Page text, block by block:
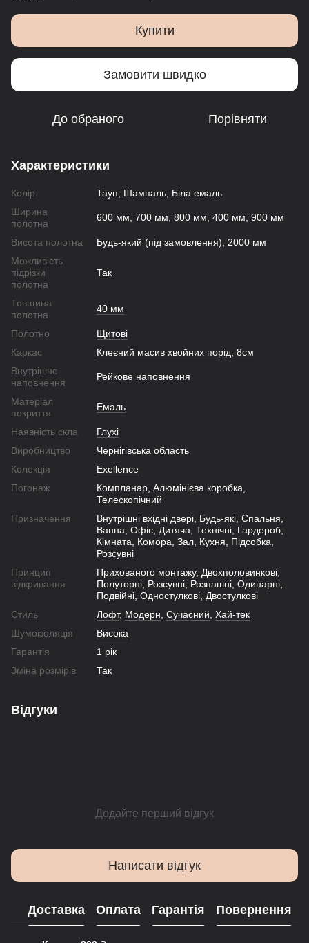
Купити
Замовити швидко
До обраного Порівняти
Характеристики
Колір
Тауп, Шампаль, Біла емаль
Ширина
полотна
600 мм, 700 мм, 800 мм, 400 мм, 900 мм
Висота полотна
Будь-який (під замовлення), 2000 мм
Можливість
підрізки
полотна
Так
Товщина
полотна
40 мм
Полотно
Щитові
Каркас
Клеєний масив хвойних порід, 8см
Внутрішнє
наповнення
Рейкове наповнення
Матеріал
покриття
Емаль
Наявність скла
Глухі
Виробництво
Чернігівська область
Колекція
Exellence
Погонаж
Компланар, Алюмінієва коробка,
Телескопічний
Призначення
Внутрішні вхідні двері, Будь-які, Спальня,
Ванна, Офіс, Дитяча, Технічні, Гардероб,
Кімната, Комора, Зал, Кухня, Підсобка,
Розсувні
Принцип
відкривання
Прихованого монтажу, Двохполовинкові,
Полуторні, Розсувні, Розпашні, Одинарні,
Подвійні, Одностулкові, Двостулкові
Стиль
Лофт, Модерн Сучасний Хай-тек
Шумоізоляція
Висока
Гарантія
1 рік
Зміна розмірів
Так
Відгуки
Додайте перший відгук
Написати відгук
Доставка Оплата Гарантія Повернення